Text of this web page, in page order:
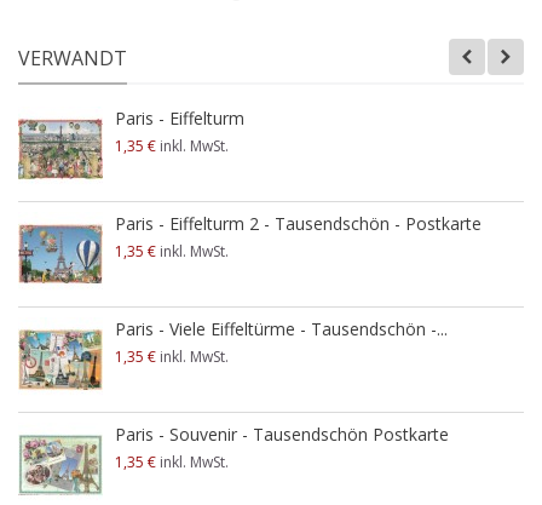
VERWANDT
Paris - Eiffelturm
1,35 € inkl. MwSt.
Paris - Eiffelturm 2 - Tausendschön - Postkarte
1,35 € inkl. MwSt.
Paris - Viele Eiffeltürme - Tausendschön -...
1,35 € inkl. MwSt.
Paris - Souvenir - Tausendschön Postkarte
1,35 € inkl. MwSt.